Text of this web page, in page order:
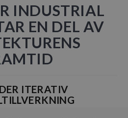
INDUSTRIAL
EN DEL AV
ITERATIV